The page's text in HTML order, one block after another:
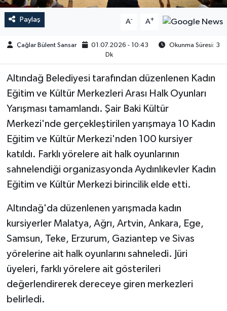
Paylaş A- A+
Çağlar Bülent Sansar 01.07.2026 - 10:43
Okunma Süresi: 3
Dk
Altındağ Belediyesi tarafından düzenlenen Kadın
Eğitim ve Kültür Merkezleri Arası Halk Oyunları
Yarışması tamamlandı. Şair Baki Kültür
Merkezi'nde gerçekleştirilen yarışmaya 10 Kadın
Eğitim ve Kültür Merkezi'nden 100 kursiyer
katıldı. Farklı yörelere ait halk oyunlarının
sahnelendiği organizasyonda Aydınlıkevler Kadın
Eğitim ve Kültür Merkezi birincilik elde etti.
Altındağ'da düzenlenen yarışmada kadın
kursiyerler Malatya, Ağrı, Artvin, Ankara, Ege,
Samsun, Teke, Erzurum, Gaziantep ve Sivas
yörelerine ait halk oyunlarını sahneledi. Jüri
üyeleri, farklı yörelere ait gösterileri
değerlendirerek dereceye giren merkezleri
belirledi.